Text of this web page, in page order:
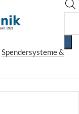
Spendersysteme &